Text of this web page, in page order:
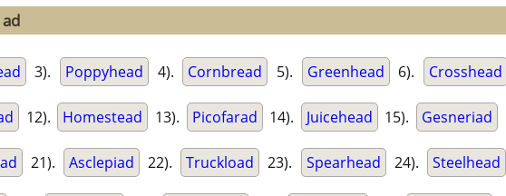
3). Poppyhead 4). Cornbread 5). Greenhead 6). Crosshead
12). Homestead 13). Picofarad 14). Juicehead 15). Gesneriad
21). Asclepiad 22). Truckload 23). Spearhead 24). Steelhead